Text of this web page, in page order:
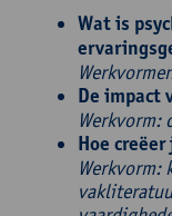
Wat is
De impact
Werkvorm:
Hoe
Werkvorm: